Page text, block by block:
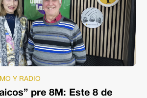
Y RADIO
pre 8M: Este 8 de